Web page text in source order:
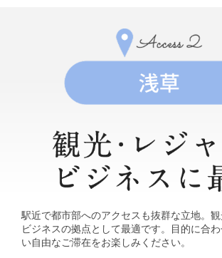
駅近で都市部へのアクセスも抜群な立地。観
ビジネスの拠点として最適です。目的に合
い自由なご滞在をお楽しみください。